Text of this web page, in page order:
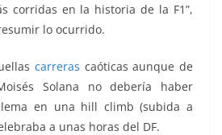
corridas en la historia de la F1”,
lo ocurrido.
carreras caóticas aunque de
Solana no debería haber
en una hill climb (subida a
a unas horas del DF.